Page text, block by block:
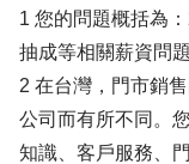
1 您的問題概括為
抽成等相關薪資問題
2 在台灣，門市銷
公司而有所不同。
知識、客戶服務、